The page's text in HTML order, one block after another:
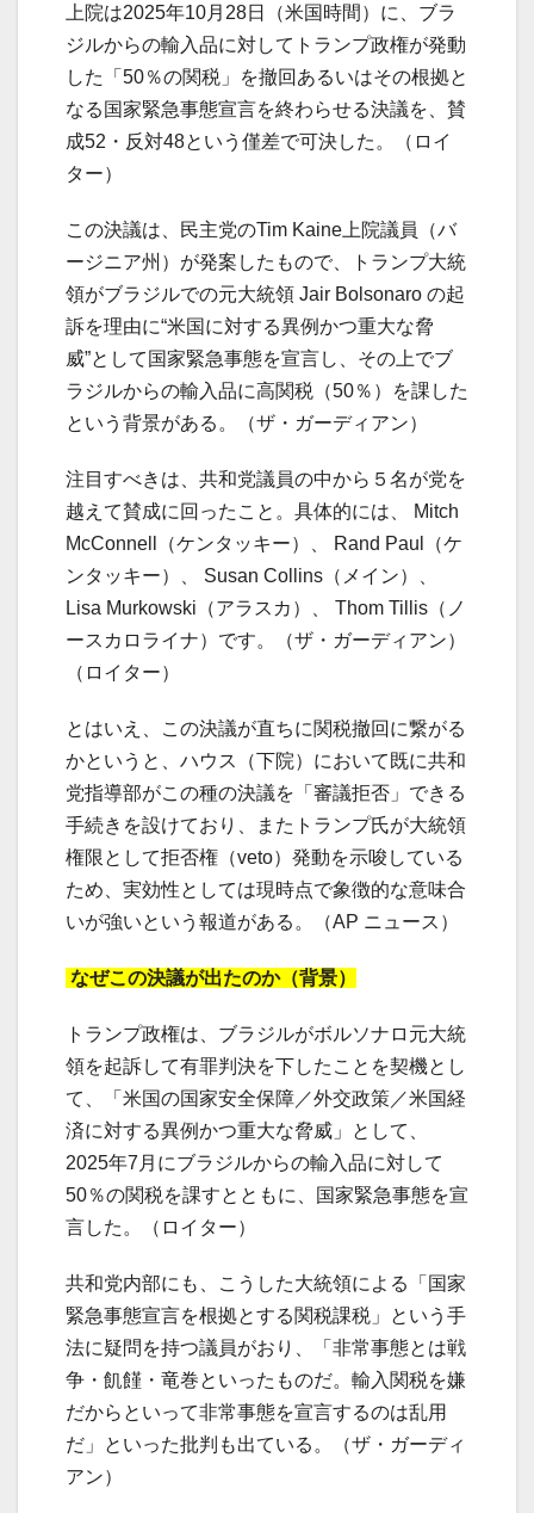
上院は2025年10月28日（米国時間）に、ブラ
ジルからの輸入品に対してトランプ政権が発動
した「50％の関税」を撤回あるいはその根拠と
なる国家緊急事態宣言を終わらせる決議を、賛
成52・反対48という僅差で可決した。（ロイ
ター）
この決議は、民主党のTim Kaine上院議員（バ
ージニア州）が発案したもので、トランプ大統
領がブラジルでの元大統領 Jair Bolsonaro の起
訴を理由に“米国に対する異例かつ重大な脅
威”として国家緊急事態を宣言し、その上でブ
ラジルからの輸入品に高関税（50％）を課した
という背景がある。（ザ・ガーディアン）
注目すべきは、共和党議員の中から５名が党を
越えて賛成に回ったこと。具体的には、 Mitch
McConnell（ケンタッキー）、 Rand Paul（ケ
ンタッキー）、 Susan Collins（メイン）、
Lisa Murkowski（アラスカ）、 Thom Tillis（ノ
ースカロライナ）です。（ザ・ガーディアン）
（ロイター）
とはいえ、この決議が直ちに関税撤回に繋がる
かというと、ハウス（下院）において既に共和
党指導部がこの種の決議を「審議拒否」できる
手続きを設けており、またトランプ氏が大統領
権限として拒否権（veto）発動を示唆している
ため、実効性としては現時点で象徴的な意味合
いが強いという報道がある。（AP ニュース）
なぜこの決議が出たのか（背景）
トランプ政権は、ブラジルがボルソナロ元大統
領を起訴して有罪判決を下したことを契機とし
て、「米国の国家安全保障／外交政策／米国経
済に対する異例かつ重大な脅威」として、
2025年7月にブラジルからの輸入品に対して
50％の関税を課すとともに、国家緊急事態を宣
言した。（ロイター）
共和党内部にも、こうした大統領による「国家
緊急事態宣言を根拠とする関税課税」という手
法に疑問を持つ議員がおり、「非常事態とは戦
争・飢饉・竜巻といったものだ。輸入関税を嫌
だからといって非常事態を宣言するのは乱用
だ」といった批判も出ている。（ザ・ガーディ
アン）